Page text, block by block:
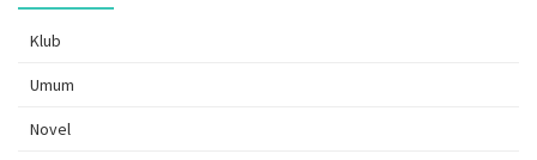
Klub
Umum
Novel